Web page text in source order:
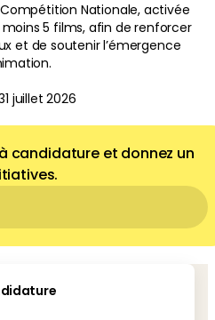
Compétition Nationale, activée
5 films, afin de renforcer
et de soutenir l’émergence
candidature et donnez un